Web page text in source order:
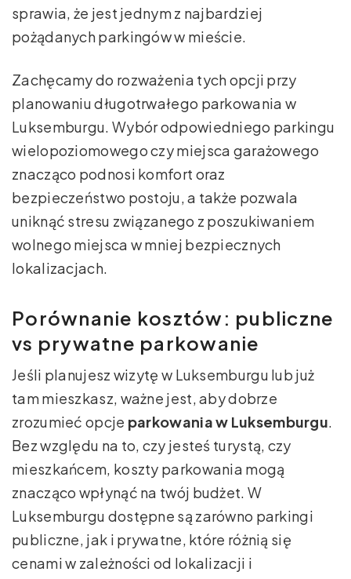
sprawia, że jest jednym z najbardziej
pożądanych parkingów w mieście.
Zachęcamy do rozważenia tych opcji przy
planowaniu długotrwałego parkowania w
Luksemburgu. Wybór odpowiedniego parkingu
wielopoziomowego czy miejsca garażowego
znacząco podnosi komfort oraz
bezpieczeństwo postoju, a także pozwala
uniknąć stresu związanego z poszukiwaniem
wolnego miejsca w mniej bezpiecznych
lokalizacjach.
Porównanie kosztów: publiczne
vs prywatne parkowanie
Jeśli planujesz wizytę w Luksemburgu lub już
tam mieszkasz, ważne jest, aby dobrze
zrozumieć opcje parkowania w Luksemburgu.
Bez względu na to, czy jesteś turystą, czy
mieszkańcem, koszty parkowania mogą
znacząco wpłynąć na twój budżet. W
Luksemburgu dostępne są zarówno parkingi
publiczne, jak i prywatne, które różnią się
cenami w zależności od lokalizacji i